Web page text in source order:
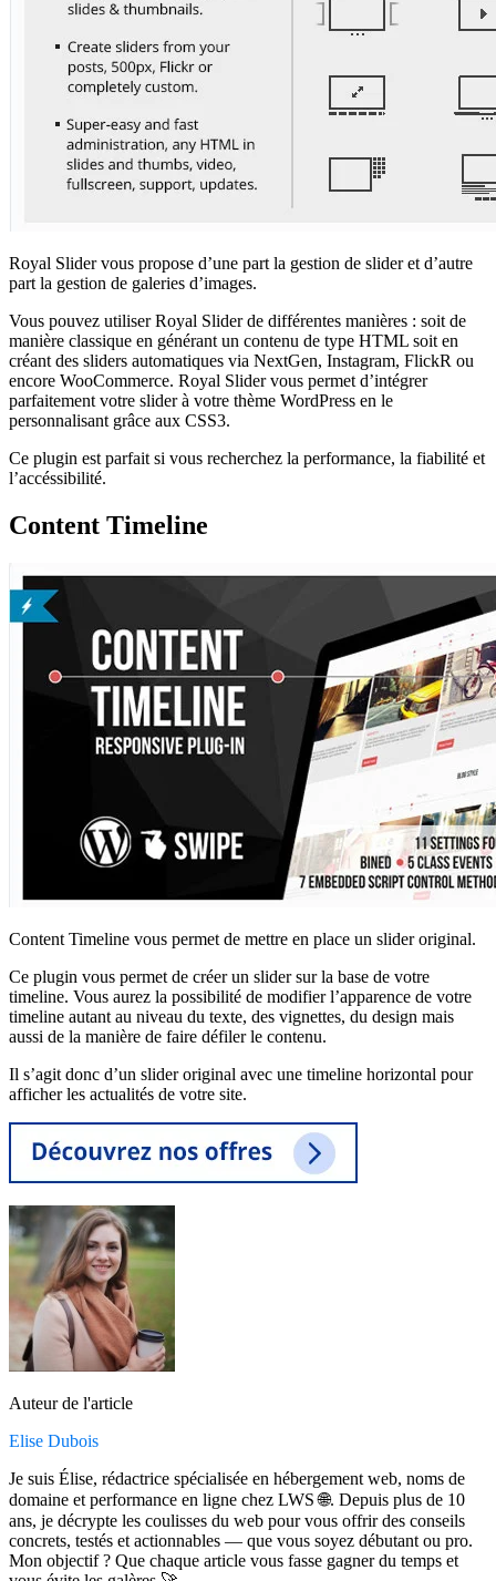
Royal Slider vous propose d’une part la gestion de slider et d’autre
part la gestion de galeries d’images.
Vous pouvez utiliser Royal Slider de différentes manières : soit de
manière classique en générant un contenu de type HTML soit en
créant des sliders automatiques via NextGen, Instagram, FlickR ou
encore WooCommerce. Royal Slider vous permet d’intégrer
parfaitement votre slider à votre thème WordPress en le
personnalisant grâce aux CSS3.
Ce plugin est parfait si vous recherchez la performance, la fiabilité et
l’accéssibilité.
Content Timeline
Content Timeline vous permet de mettre en place un slider original.
Ce plugin vous permet de créer un slider sur la base de votre
timeline. Vous aurez la possibilité de modifier l’apparence de votre
timeline autant au niveau du texte, des vignettes, du design mais
aussi de la manière de faire défiler le contenu.
Il s’agit donc d’un slider original avec une timeline horizontal pour
afficher les actualités de votre site.
Auteur de l'article
Elise Dubois
Je suis Élise, rédactrice spécialisée en hébergement web, noms de
domaine et performance en ligne chez LWS 🌐. Depuis plus de 10
ans, je décrypte les coulisses du web pour vous offrir des conseils
concrets, testés et actionnables — que vous soyez débutant ou pro.
Mon objectif ? Que chaque article vous fasse gagner du temps et